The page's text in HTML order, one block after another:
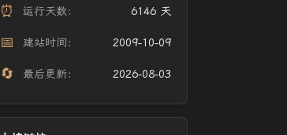
⏰ 运行天数： 6146 天
📅 建站时间： 2009-10-09
🔄 最后更新： 2026-08-03